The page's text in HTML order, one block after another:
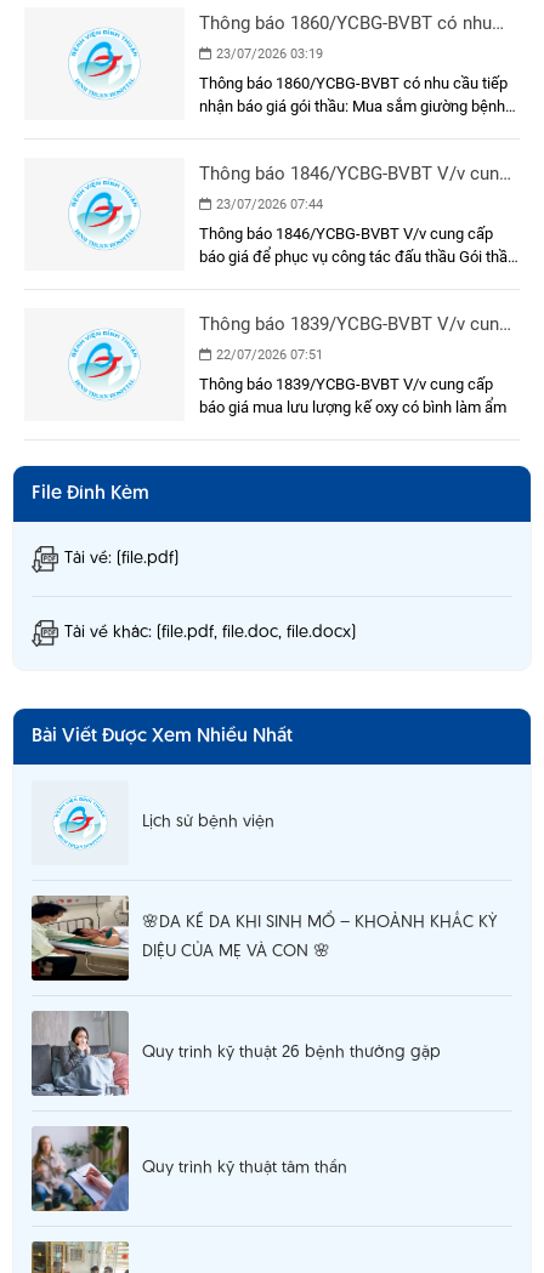
Thông báo 1860/YCBG-BVBT có nhu
cầu tiếp nhận báo giá gói thầu: Mua
sắm giường bệnh nhân cho khoa Nội A
23/07/2026 03:19
Thông báo 1860/YCBG-BVBT có nhu cầu tiếp
nhận báo giá gói thầu: Mua sắm giường bệnh
Thông báo 1846/YCBG-BVBT V/v cung
cấp báo giá để phục vụ công tác đấu
thầu Gói thầu: Mua sắm sinh phẩm
Test nhanh phát hiện virus bề mặt viêm
23/07/2026 07:44
Thông báo 1846/YCBG-BVBT V/v cung cấp
báo giá để phục vụ công tác đấu thầu Gói thầu:
Thông báo 1839/YCBG-BVBT V/v cung
cấp báo giá mua lưu lượng kế oxy có
bình làm ẩm
22/07/2026 07:51
Thông báo 1839/YCBG-BVBT V/v cung cấp
báo giá mua lưu lượng kế oxy có bình làm ẩm
File Đính Kèm
Tải về: (file.pdf)
Tải về khác: (file.pdf, file.doc, file.docx)
Bài Viết Được Xem Nhiều Nhất
Lịch sử bệnh viện
🌸DA KỀ DA KHI SINH MỔ – KHOẢNH KHẮC KỲ
DIỆU CỦA MẸ VÀ CON 🌸
Quy trình kỹ thuật 26 bệnh thường gặp
Quy trình kỹ thuật tâm thần